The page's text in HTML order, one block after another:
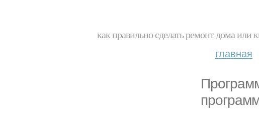
как правильно сделать ремонт дома или
главная